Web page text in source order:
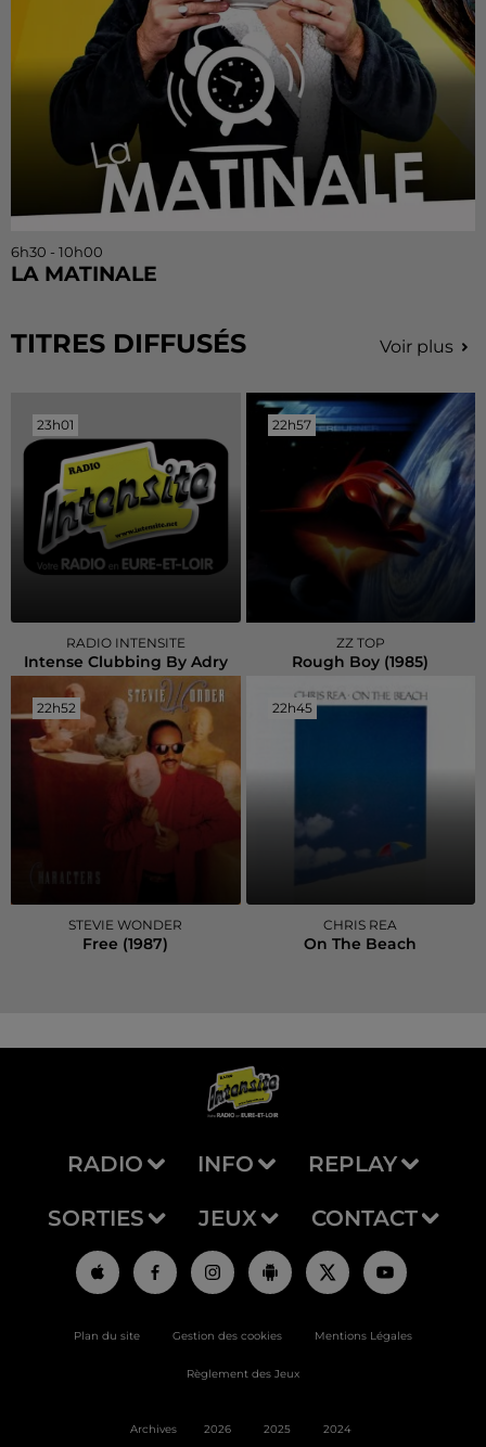
6h30 - 10h00
LA MATINALE
TITRES DIFFUSÉS Voir plus
23h01
23h01
RADIO INTENSITE
Intense Clubbing By Adry
22h57
22h57
ZZ TOP
Rough Boy (1985)
22h52
22h52
STEVIE WONDER
Free (1987)
22h45
22h45
CHRIS REA
On The Beach
RADIO INFO REPLAY
SORTIES JEUX CONTACT
Plan du site Gestion des cookies Mentions Légales
Règlement des Jeux
Archives 2026 2025 2024